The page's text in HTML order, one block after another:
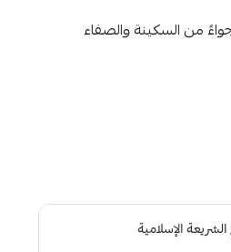
من السكينة والصفاء